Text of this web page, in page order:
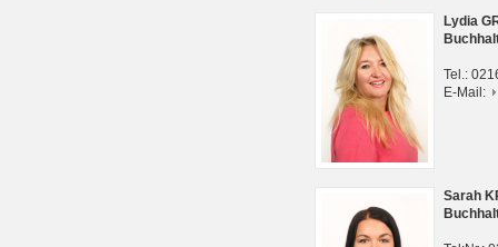
Lydia
Tel.:
E-Mail:
Sarah